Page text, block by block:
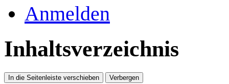
Anmelden
Inhaltsverzeichnis
In die Seitenleiste verschieben Verbergen